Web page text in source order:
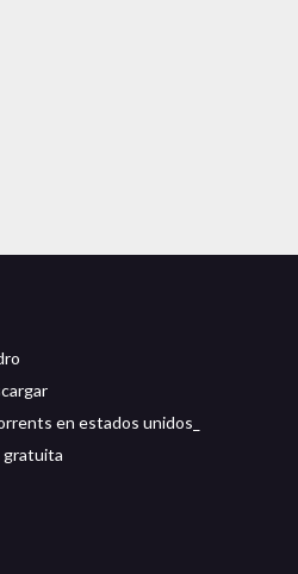
en estados unidos_
gratuita